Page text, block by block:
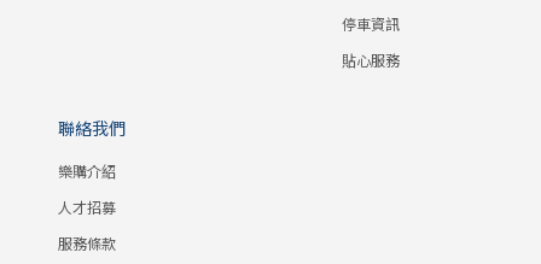
停車資訊
貼心服務
聯絡我們
樂購介紹
人才招募
服務條款